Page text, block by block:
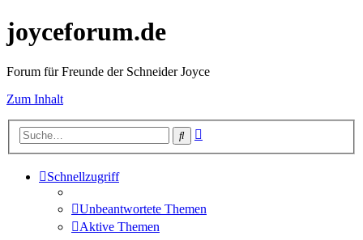
joyceforum.de
Forum für Freunde der Schneider Joyce
Zum Inhalt
Suche
Schnellzugriff
Unbeantwortete Themen
Aktive Themen